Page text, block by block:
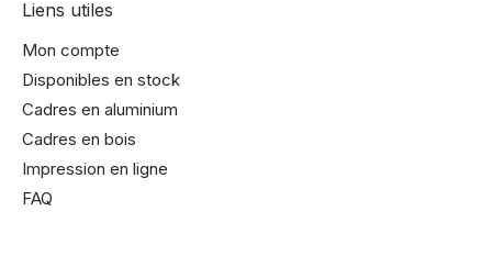
Liens utiles
Mon compte
Disponibles en stock
Cadres en aluminium
Cadres en bois
Impression en ligne
FAQ